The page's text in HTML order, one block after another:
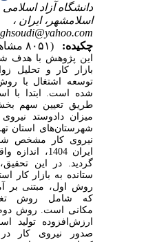
دانشگاه آزاد اسلامی
اسلامشهر، ایران ،
چکیده:
این پژوهش با هدف
بازار کار و تحلیل
توسعه اشتغال با روش
شده است. ابتدا با
طریق تعیین سهم
میزان دادوستد
شهرستان‌های استان
نیروی کار مشخص
ایران 1404
،اندازه
گردید.
در این
ستانده به بازار کار
روش اول، مبتنی بر
که شامل روش
مکانیاست. روش دوم،
ارزش‌افزوده تولید
صدور نیروی کار